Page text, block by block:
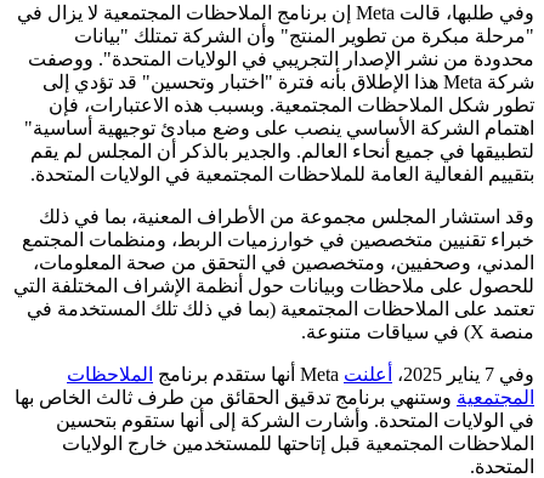
وفي طلبها، قالت Meta إن برنامج الملاحظات المجتمعية لا يزال في
"مرحلة مبكرة من تطوير المنتج" وأن الشركة تمتلك "بيانات
محدودة من نشر الإصدار التجريبي في الولايات المتحدة". ووصفت
شركة Meta هذا الإطلاق بأنه فترة "اختبار وتحسين" قد تؤدي إلى
تطور شكل الملاحظات المجتمعية. وبسبب هذه الاعتبارات، فإن
اهتمام الشركة الأساسي ينصب على وضع مبادئ توجيهية أساسية"
لتطبيقها في جميع أنحاء العالم. والجدير بالذكر أن المجلس لم يقم
بتقييم الفعالية العامة للملاحظات المجتمعية في الولايات المتحدة.
وقد استشار المجلس مجموعة من الأطراف المعنية، بما في ذلك
خبراء تقنيين متخصصين في خوارزميات الربط، ومنظمات المجتمع
المدني، وصحفيين، ومتخصصين في التحقق من صحة المعلومات،
للحصول على ملاحظات وبيانات حول أنظمة الإشراف المختلفة التي
تعتمد على الملاحظات المجتمعية (بما في ذلك تلك المستخدمة في
منصة X) في سياقات متنوعة.
و‏‫في 7 يناير 2025، أعلنت
الملاحظات
المجتمعية وستنهي برنامج تدقيق الحقائق من طرف ثالث الخاص بها
في الولايات المتحدة. وأشارت الشركة إلى أنها ستقوم بتحسين
الملاحظات المجتمعية قبل إتاحتها للمستخدمين خارج الولايات
المتحدة.